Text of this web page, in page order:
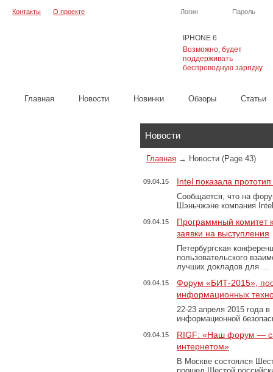
IPHONE 6
Возможно, будет
поддерживать
беспроводную зарядку
Логин Пароль
Контакты О проекте
Главная Новости Новинки Обзоры Cтатьи
Новости
Главная → Новости (Page 43)
09.04.15 Intel показала
Сообщается, что на
Шэньчжэне компания
09.04.15
Программный комитет
заявки на выступления
Петербургская
пользовательского
лучших докладов для …
09.04.15
Форум «БИТ-2015»,
информационных
22-23 апреля 2015 года
информационной
09.04.15
RIGF: «Наш форум —
интернетом»
В Москве состоялся